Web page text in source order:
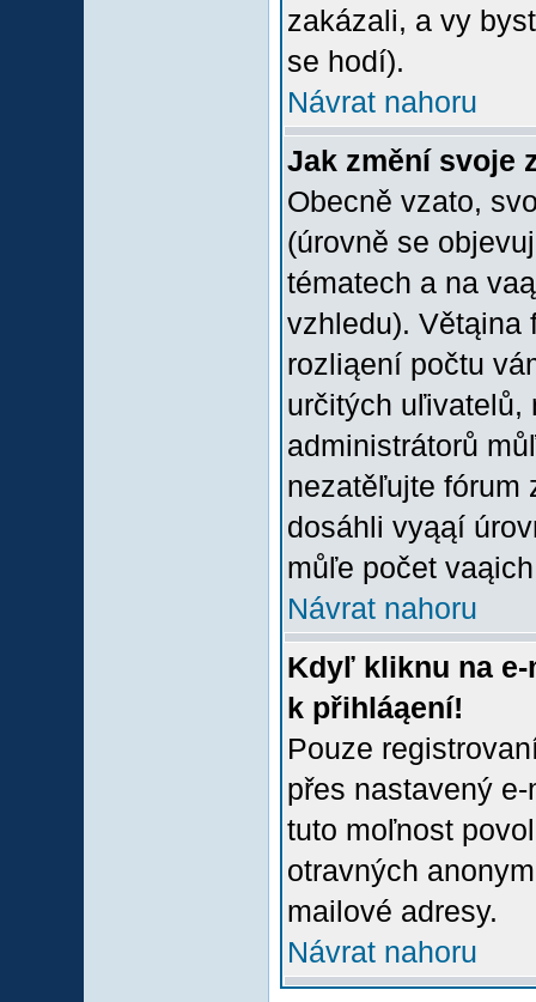
zakázali, a vy
se hodí).
Návrat nahoru
Jak změní svoje
Obecně vzato,
(úrovně se
tématech a na
vzhledu). Větąina
rozliąení počtu
určitých uľivatelů,
administrátorů
nezatěľujte fórum
dosáhli vyąąí
můľe počet
Návrat nahoru
Kdyľ kliknu na
k přihláąení!
Pouze
přes nastavený
tuto moľnost
otravných
mailové adresy.
Návrat nahoru